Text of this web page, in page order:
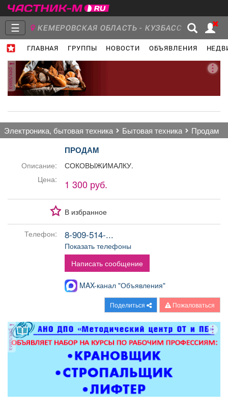
☰ КЕМЕРОВСКАЯ ОБЛАСТЬ - КУЗБАСС
ГЛАВНАЯ ГРУППЫ НОВОСТИ ОБЪЯВЛЕНИЯ
Главная
Группы Новости
Обучение
ТВ программа Я - пенсионер
реклама
электроника, бытовая техника бытовая техника продам
ПРОДАМ
Описание:
СОКОВЫЖИМАЛКУ.
Цена:
1 300 руб.
В избранное
Телефон: 8-909-514-...
Показать телефоны
Написать сообщение
MAX-канал "Объявления"
Поделиться Пожаловаться
реклама